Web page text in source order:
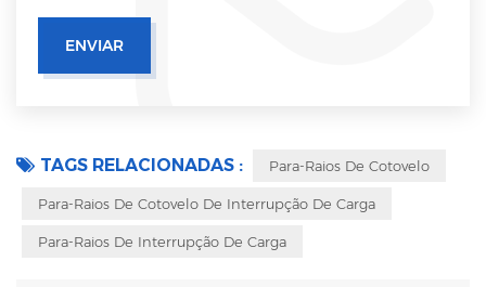
TAGS RELACIONADAS : Para-Raios De Cotovelo
Para-Raios De Cotovelo De Interrupção De Carga
Para-Raios De Interrupção De Carga